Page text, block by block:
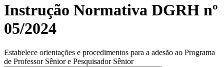
Instrução Normativa DGRH nº
05/2024
Estabelece orientações e procedimentos para a adesão ao Programa
de Professor Sênior e Pesquisador Sênior